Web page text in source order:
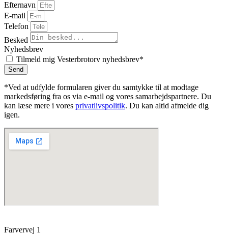
Efternavn
E-mail
Telefon
Besked
Nyhedsbrev
Tilmeld mig Vesterbrotorv nyhedsbrev*
Send
*Ved at udfylde formularen giver du samtykke til at modtage
markedsføring fra os via e-mail og vores samarbejdspartnere. Du
kan læse mere i vores privatlivspolitik. Du kan altid afmelde dig
igen.
Farvervej 1